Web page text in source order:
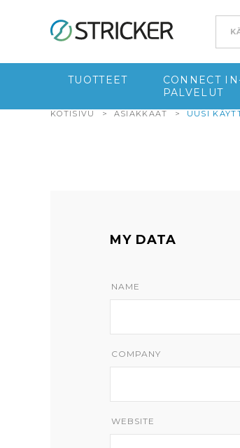
Go to content
TUOTTEET
CONNECT
PALVELUT
KOTISIVU > ASIAKKAAT > UUSI
MY DATA
NAME
COMPANY
WEBSITE